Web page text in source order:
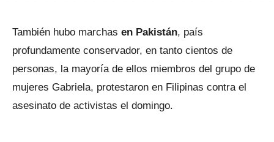
También hubo marchas en Pakistán, país
profundamente conservador, en tanto cientos de
personas, la mayoría de ellos miembros del grupo de
mujeres Gabriela, protestaron en Filipinas contra el
asesinato de activistas el domingo.